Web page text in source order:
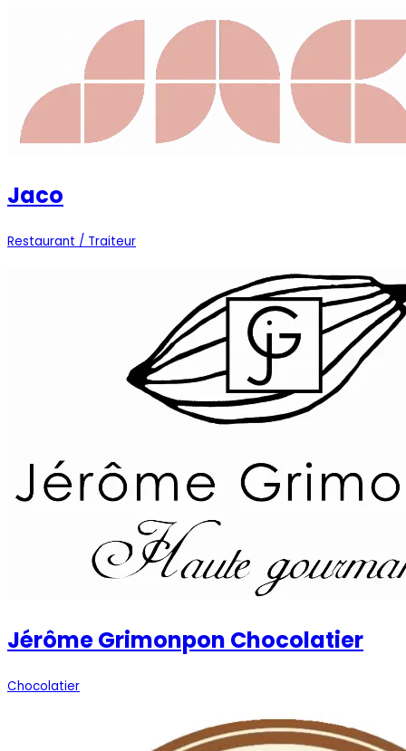
Jaco
Restaurant / Traiteur
Jérôme Grimonpon Chocolatier
Chocolatier